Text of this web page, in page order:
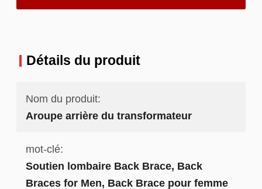
Détails du produit
Nom du produit:
Aroupe arrière du transformateur
mot-clé:
Soutien lombaire Back Brace, Back
Braces for Men, Back Brace pour femme